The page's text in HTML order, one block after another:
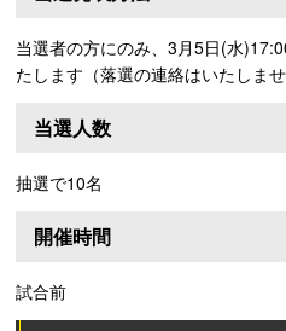
当選者の方にのみ、3月5日(水
たします（落選の連絡はいたしませ
当選人数
抽選で10名
開催時間
試合前